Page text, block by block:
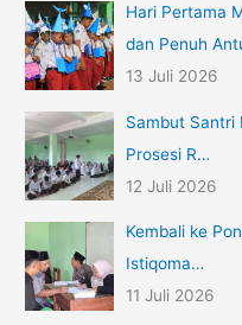
Hari Pertama
dan Penuh
13 Juli 2026
Sambut Santri
Prosesi R…
12 Juli 2026
Kembali ke
Istiqoma…
11 Juli 2026